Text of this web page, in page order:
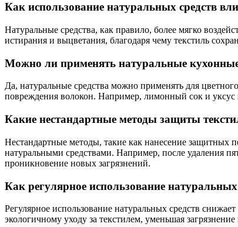
Как использование натуральных средств
Натуральные средства, как правило, более мягко
истирания и выцветания, благодаря чему текстиль
Можно ли применять натуральные кухонные
Да, натуральные средства можно применять для
повреждения волокон. Например, лимонный сок и уксус
Какие нестандартные методы защиты
Нестандартные методы, такие как нанесение защитных
натуральными средствами. Например, после удаления
проникновение новых загрязнений.
Как регулярное использование
Регулярное использование натуральных средств
экологичному уходу за текстилем, уменьшая